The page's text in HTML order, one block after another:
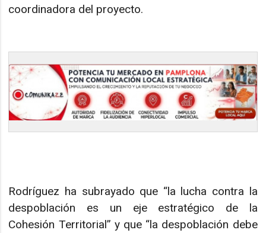
coordinadora del proyecto.
Rodríguez ha subrayado que “la lucha contra la
despoblación es un eje estratégico de la
Cohesión Territorial” y que “la despoblación debe